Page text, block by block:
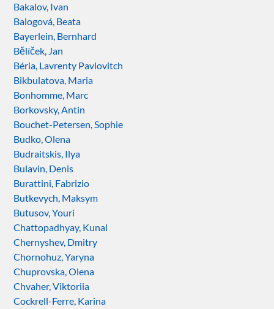
Bakalov, Ivan
Balogová, Beata
Bayerlein, Bernhard
Bělíček, Jan
Béria, Lavrenty Pavlovitch
Bikbulatova, Maria
Bonhomme, Marc
Borkovsky, Antin
Bouchet-Petersen, Sophie
Budko, Olena
Budraitskis, Ilya
Bulavin, Denis
Burattini, Fabrizio
Butkevych, Maksym
Butusov, Youri
Chattopadhyay, Kunal
Chernyshev, Dmitry
Chornohuz, Yaryna
Chuprovska, Olena
Chvaher, Viktoriia
Cockrell-Ferre, Karina